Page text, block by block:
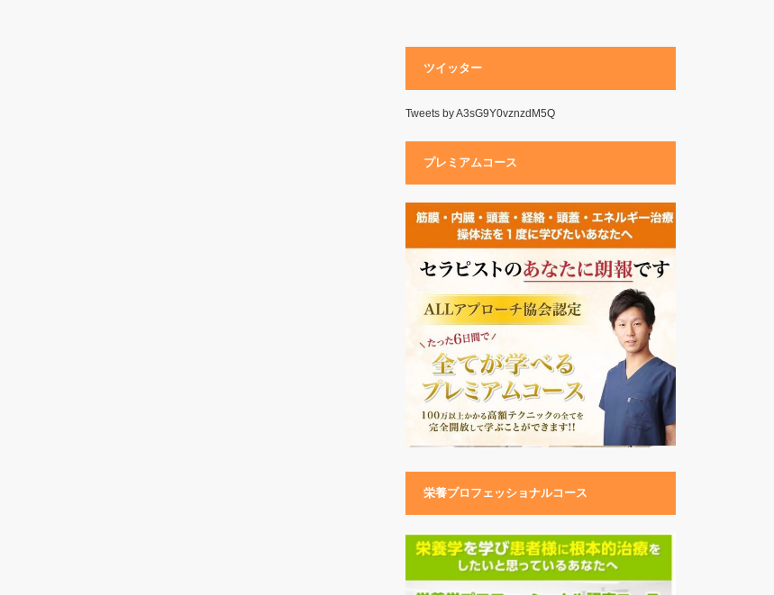
ツイッター
Tweets by A3sG9Y0vznzdM5Q
プレミアムコース
栄養プロフェッショナルコース